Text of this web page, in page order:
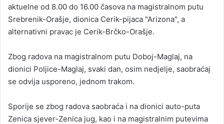
aktuelne od 8.00 do 16.00 časova na magistralnom putu
Srebrenik-Orašje, dionica Cerik-pijaca "Arizona", a
alternativni pravac je Cerik-Brčko-Orašje.
Zbog radova na magistralnom putu Doboj-Maglaj, na
dionici Poljice-Maglaj, svaki dan, osim nedjelje, saobraćaj
se odvija usporeno, jednom trakom.
Sporije se zbog radova saobraća i na dionici auto-puta
Zenica sjever-Zenica jug, kao i na magistralnim putevima